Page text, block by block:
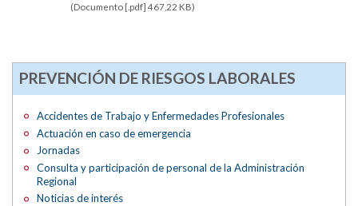
(Documento [.pdf] 467,22 KB)
PREVENCIÓN DE RIESGOS LABORALES
Accidentes de Trabajo y Enfermedades Profesionales
Actuación en caso de emergencia
Jornadas
Consulta y participación de personal de la Administración
Regional
Noticias de interés